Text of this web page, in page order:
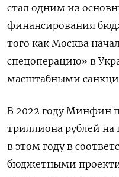
стал одним из
финансирования
того как Москва
спецоперацию» в
масштабными
В 2022 году Минфин
триллиона рублей на
в этом году в
бюджетными